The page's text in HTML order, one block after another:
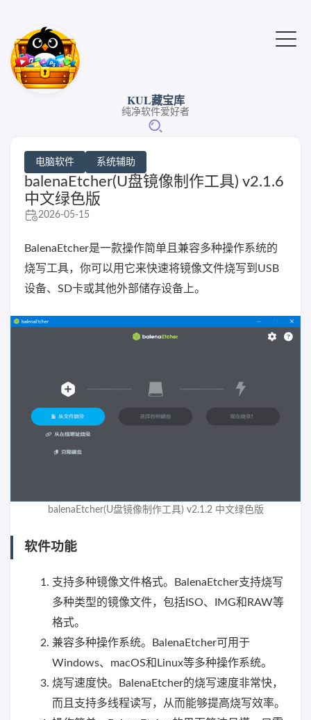
KUL藏宝库
纯净软件爱好者
电脑软件 系统辅助
balenaEtcher(U盘镜像制作工具) v2.1.6
中文绿色版
2026-05-15
BalenaEtcher是一款操作简单且兼容多种操作系统的
烧写工具，你可以用它来快速将镜像文件烧写到USB
设备、SD卡或其他外部储存设备上。
balenaEtcher(U盘镜像制作工具) v2.1.2 中文绿色版
软件功能
支持多种镜像文件格式。BalenaEtcher支持烧写
多种类型的镜像文件，包括ISO、IMG和RAW等
格式。
兼容多种操作系统。BalenaEtcher可用于
Windows、macOS和Linux等多种操作系统。
烧写速度快。BalenaEtcher的烧写速度非常快，
而且支持多线程读写，从而能够提高烧写效率。